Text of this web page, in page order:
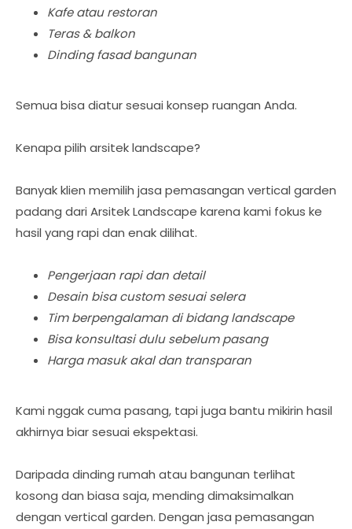
Kafe atau restoran
Teras & balkon
Dinding fasad bangunan
Semua bisa diatur sesuai konsep ruangan Anda.
Kenapa pilih arsitek landscape?
Banyak klien memilih jasa pemasangan vertical garden
padang dari Arsitek Landscape karena kami fokus ke
hasil yang rapi dan enak dilihat.
Pengerjaan rapi dan detail
Desain bisa custom sesuai selera
Tim berpengalaman di bidang landscape
Bisa konsultasi dulu sebelum pasang
Harga masuk akal dan transparan
Kami nggak cuma pasang, tapi juga bantu mikirin hasil
akhirnya biar sesuai ekspektasi.
Daripada dinding rumah atau bangunan terlihat
kosong dan biasa saja, mending dimaksimalkan
dengan vertical garden. Dengan jasa pemasangan